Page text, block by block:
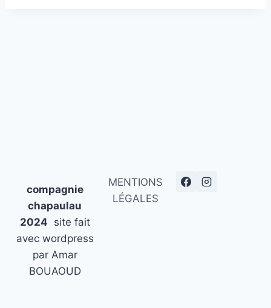
compagnie
chapaulau
2024 site fait
avec wordpress
par Amar
BOUAOUD
MENTIONS
LÉGALES